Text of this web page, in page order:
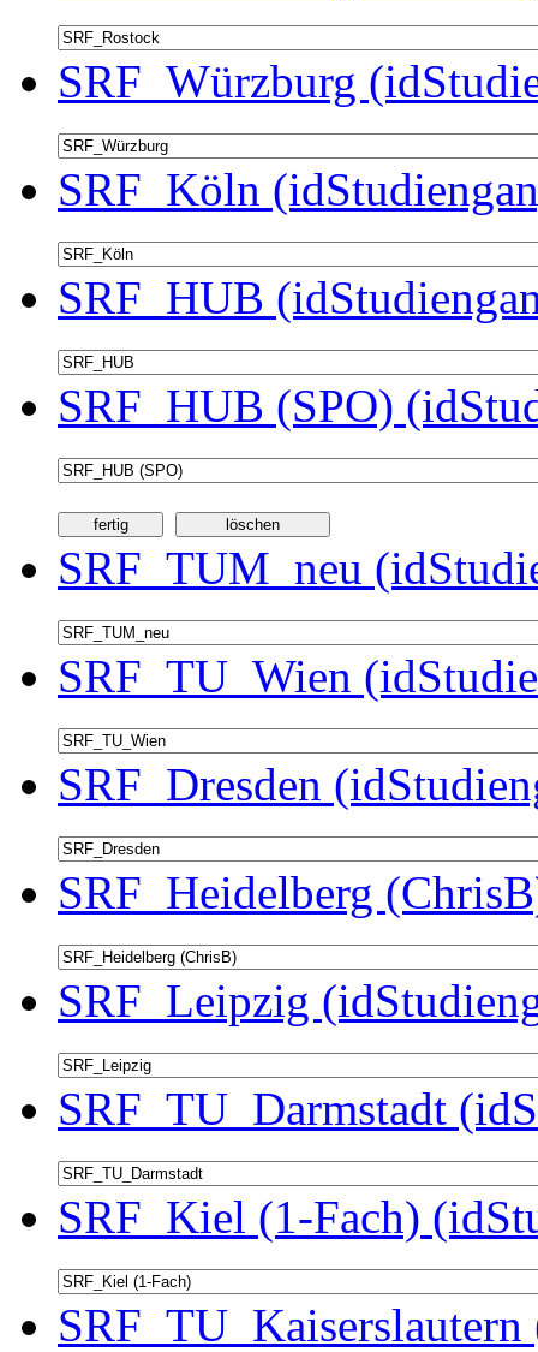
SRF_Würzburg
SRF_Köln
SRF_HUB
SRF_HUB (SPO)
SRF_TUM_neu
SRF_TU_Wien
SRF_Dresden
SRF_Heidelberg
SRF_Leipzig
SRF_TU_Darmstadt
SRF_Kiel (1-Fach)